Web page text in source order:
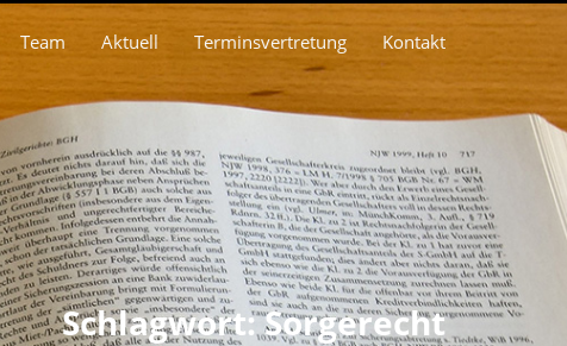
Team Aktuell Terminsvertretung Kontakt
Schlagwort: Sorgerecht